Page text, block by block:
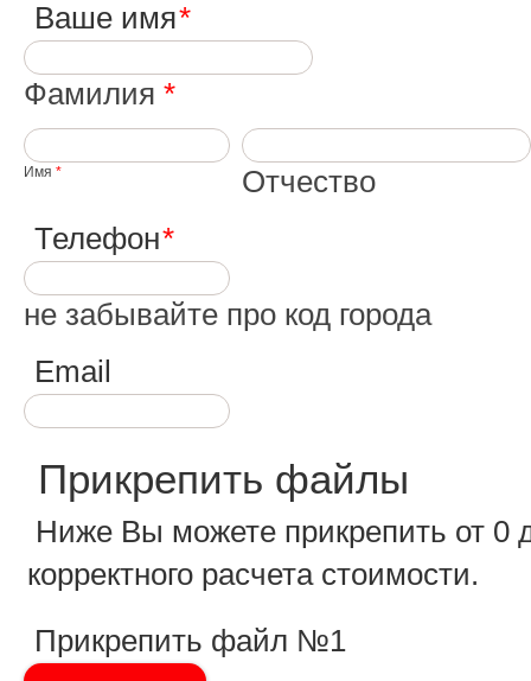
Ваше имя
Фамилия *
Имя *
Отчество
Телефон
не забывайте про код города
Email
Прикрепить файлы
Ниже Вы можете прикрепить от 0
корректного расчета стоимости.
Прикрепить файл №1